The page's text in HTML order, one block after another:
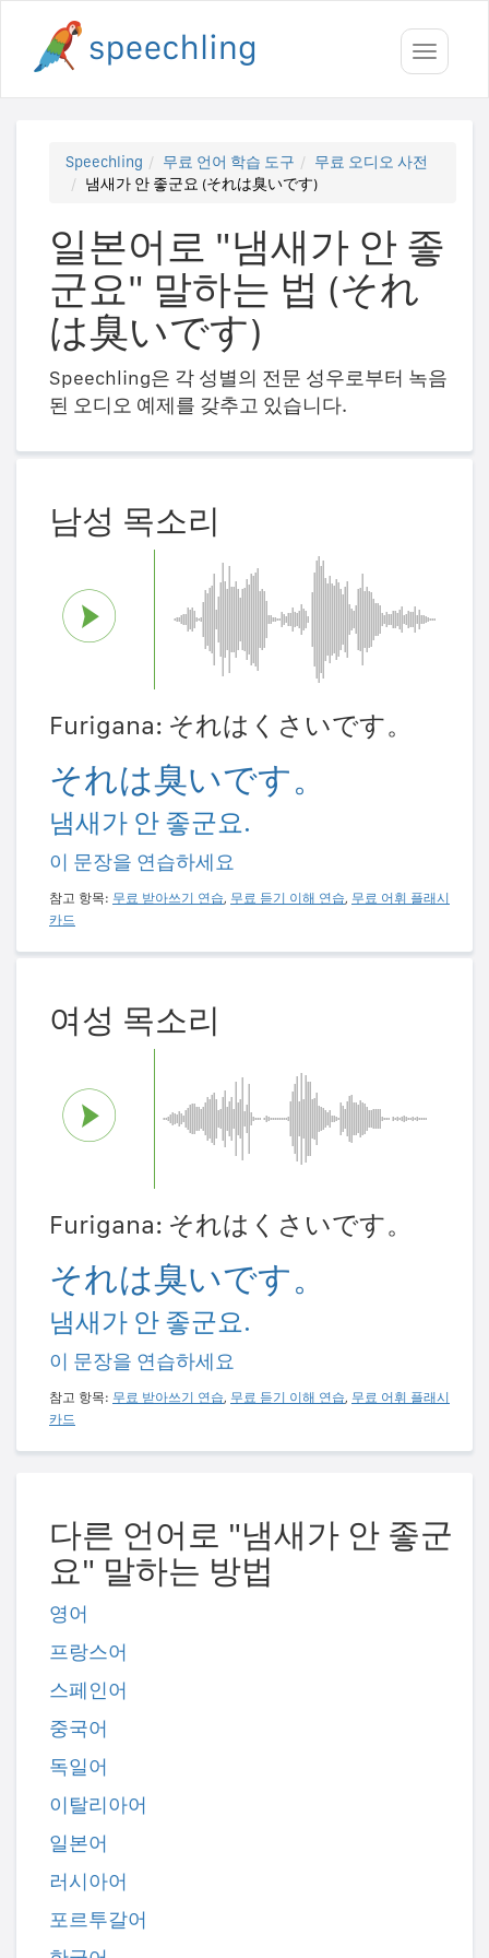
Toggle
Speechling 무료 언어 학습 도구
무료 오디오 사전
냄새가 안 좋군요 (それは臭いです)
일본어로 "냄새가 안 좋
군요" 말하는 법 (それ
は臭いです)
Speechling은 각 성별의 전문 성우로부터 녹음
된 오디오 예제를 갖추고 있습니다.
남성 목소리
Furigana: それはくさいです。
それは臭いです。
냄새가 안 좋군요.
이 문장을 연습하세요
참고 항목: 무료 받아쓰기 연습, 무료 듣기 이해 연습, 무료 어휘 플래시
카드
여성 목소리
Furigana: それはくさいです。
それは臭いです。
냄새가 안 좋군요.
이 문장을 연습하세요
참고 항목: 무료 받아쓰기 연습, 무료 듣기 이해 연습, 무료 어휘 플래시
카드
다른 언어로 "냄새가 안 좋군
요" 말하는 방법
영어
프랑스어
스페인어
중국어
독일어
이탈리아어
일본어
러시아어
포르투갈어